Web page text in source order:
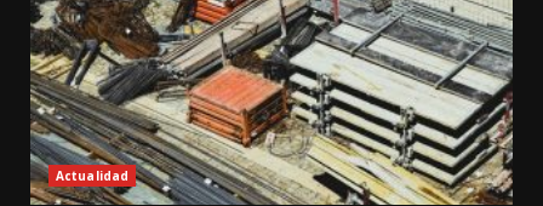
Actualidad